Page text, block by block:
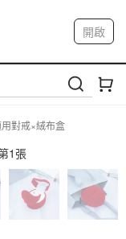
站
基地
地廣場
開啟
我的帳戶
對戒×絨布盒